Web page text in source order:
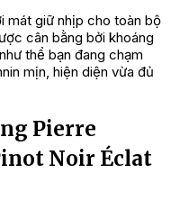
mát giữ nhịp cho toàn bộ
cân bằng bởi khoáng
thể bạn đang chạm
mịn, hiện diện vừa đủ
Pierre
Noir Éclat